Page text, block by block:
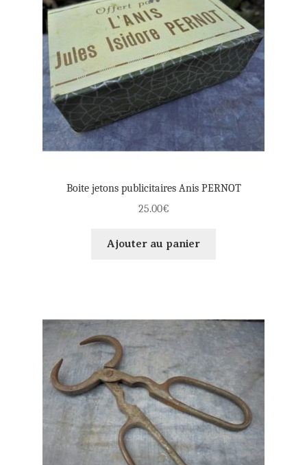
Boite jetons publicitaires Anis PERNOT
25.00€
Ajouter au panier